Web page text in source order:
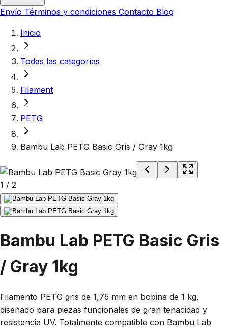
Envío Términos y condiciones Contacto Blog
Inicio
Todas las categorías
Filament
PETG
Bambu Lab PETG Basic Gris / Gray 1kg
1 / 2
Bambu Lab PETG Basic Gris
/ Gray 1kg
Filamento PETG gris de 1,75 mm en bobina de 1 kg,
diseñado para piezas funcionales de gran tenacidad y
resistencia UV. Totalmente compatible con Bambu Lab